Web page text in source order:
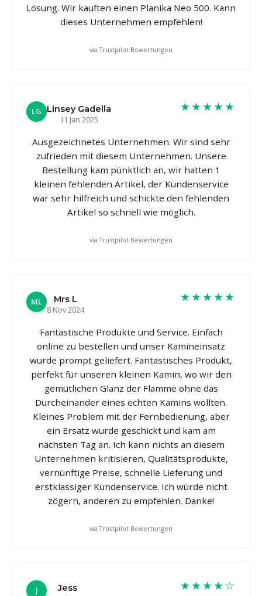
Lösung. Wir kauften einen Planika Neo 500. Kann
dieses Unternehmen empfehlen!
via Trustpilot Bewertungen
LG
Linsey Gadella
11 Jan 2025
★★★★★
Ausgezeichnetes Unternehmen. Wir sind sehr
zufrieden mit diesem Unternehmen. Unsere
Bestellung kam pünktlich an, wir hatten 1
kleinen fehlenden Artikel, der Kundenservice
war sehr hilfreich und schickte den fehlenden
Artikel so schnell wie möglich.
via Trustpilot Bewertungen
ML
Mrs L
8 Nov 2024
★★★★★
Fantastische Produkte und Service. Einfach
online zu bestellen und unser Kamineinsatz
wurde prompt geliefert. Fantastisches Produkt,
perfekt für unseren kleinen Kamin, wo wir den
gemütlichen Glanz der Flamme ohne das
Durcheinander eines echten Kamins wollten.
Kleines Problem mit der Fernbedienung, aber
ein Ersatz wurde geschickt und kam am
nächsten Tag an. Ich kann nichts an diesem
Unternehmen kritisieren, Qualitätsprodukte,
vernünftige Preise, schnelle Lieferung und
erstklassiger Kundenservice. Ich würde nicht
zögern, anderen zu empfehlen. Danke!
via Trustpilot Bewertungen
J
Jess
★★★★☆